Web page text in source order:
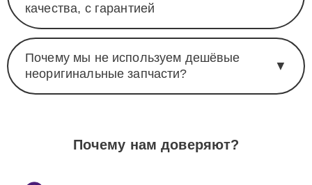
качества, с гарантией
Почему мы не используем дешёвые
неоригинальные запчасти?
▼
Почему нам доверяют?